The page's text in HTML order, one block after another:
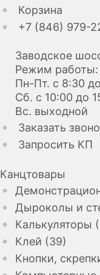
Корзина
+7 (846) 979-
Заводское
Режим работы:
Пн-Пт. с 8:30
Сб. с 10:00 до
Вс. выходной
Заказать
Запросить КП
Канцтовары
Дыроколы и
Калькуляторы
Клей (39)
Кнопки,